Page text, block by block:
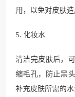
用，以免对皮肤造
5. 化妆水
清洁完皮肤后，
缩毛孔，防止黑
补充皮肤所需的水